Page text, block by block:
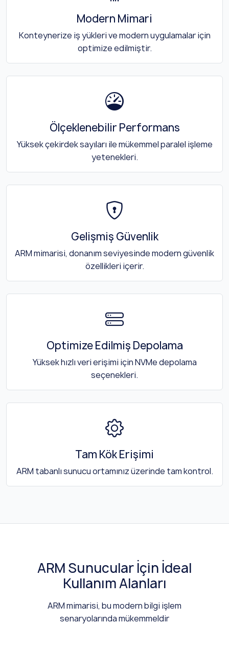
Modern Mimari
Konteynerize iş yükleri ve modern uygulamalar için
optimize edilmiştir.
Ölçeklenebilir Performans
Yüksek çekirdek sayıları ile mükemmel paralel işleme
yetenekleri.
Gelişmiş Güvenlik
ARM mimarisi, donanım seviyesinde modern güvenlik
özellikleri içerir.
Optimize Edilmiş Depolama
Yüksek hızlı veri erişimi için NVMe depolama
seçenekleri.
Tam Kök Erişimi
ARM tabanlı sunucu ortamınız üzerinde tam kontrol.
ARM Sunucular İçin İdeal
Kullanım Alanları
ARM mimarisi, bu modern bilgi işlem
senaryolarında mükemmeldir